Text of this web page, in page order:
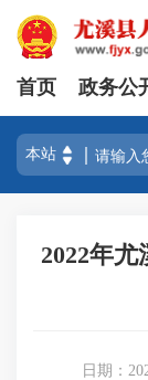
首页 政务公
2022年
日期：